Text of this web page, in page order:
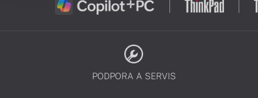
PODPORA A SERVIS